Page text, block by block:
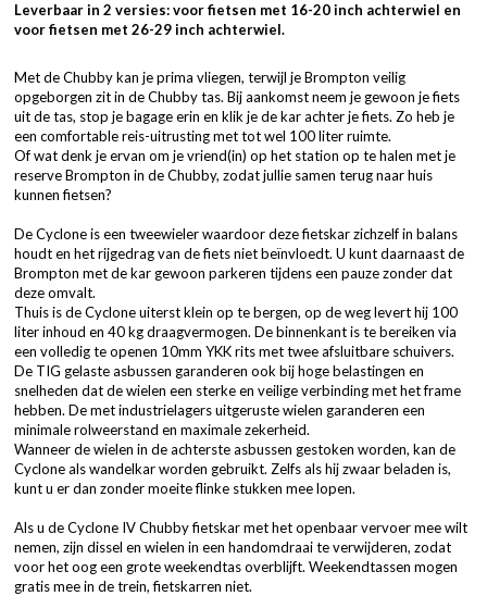
Leverbaar in 2 versies: voor fietsen met 16-20 inch achterwiel en
voor fietsen met 26-29 inch achterwiel.
Met de Chubby kan je prima vliegen, terwijl je Brompton veilig
opgeborgen zit in de Chubby tas. Bij aankomst neem je gewoon je fiets
uit de tas, stop je bagage erin en klik je de kar achter je fiets. Zo heb je
een comfortable reis-uitrusting met tot wel 100 liter ruimte.
Of wat denk je ervan om je vriend(in) op het station op te halen met je
reserve Brompton in de Chubby, zodat jullie samen terug naar huis
kunnen fietsen?
De Cyclone is een tweewieler waardoor deze fietskar zichzelf in balans
houdt en het rijgedrag van de fiets niet beïnvloedt. U kunt daarnaast de
Brompton met de kar gewoon parkeren tijdens een pauze zonder dat
deze omvalt.
Thuis is de Cyclone uiterst klein op te bergen, op de weg levert hij 100
liter inhoud en 40 kg draagvermogen. De binnenkant is te bereiken via
een volledig te openen 10mm YKK rits met twee afsluitbare schuivers.
De TIG gelaste asbussen garanderen ook bij hoge belastingen en
snelheden dat de wielen een sterke en veilige verbinding met het frame
hebben. De met industrielagers uitgeruste wielen garanderen een
minimale rolweerstand en maximale zekerheid.
Wanneer de wielen in de achterste asbussen gestoken worden, kan de
Cyclone als wandelkar worden gebruikt. Zelfs als hij zwaar beladen is,
kunt u er dan zonder moeite flinke stukken mee lopen.
Als u de Cyclone IV Chubby fietskar met het openbaar vervoer mee wilt
nemen, zijn dissel en wielen in een handomdraai te verwijderen, zodat
voor het oog een grote weekendtas overblijft. Weekendtassen mogen
gratis mee in de trein, fietskarren niet.